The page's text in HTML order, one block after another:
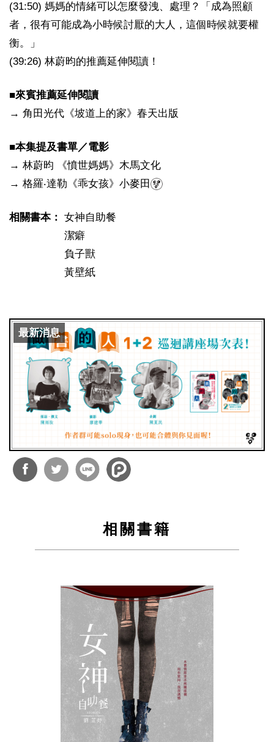
(31:50) 媽媽的情緒可以怎麼發洩、處理？「成為照顧
者，很有可能成為小時候討厭的大人，這個時候就要權
衡。」
(39:26) 林蔚昀的推薦延伸閱讀！
■來賓推薦延伸閱讀
→ 角田光代《坡道上的家》春天出版
■本集提及書單／電影
→ 林蔚昀 《憤世媽媽》木馬文化
→ 格羅‧達勒《乖女孩》小麥田
相關書本： 女神自助餐
潔癖
負子獸
黃壁紙
最新消息
相關書籍